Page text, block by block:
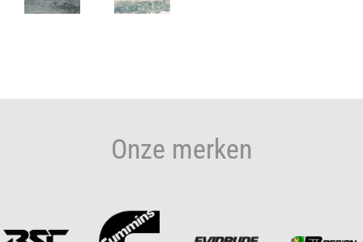
Onze merken